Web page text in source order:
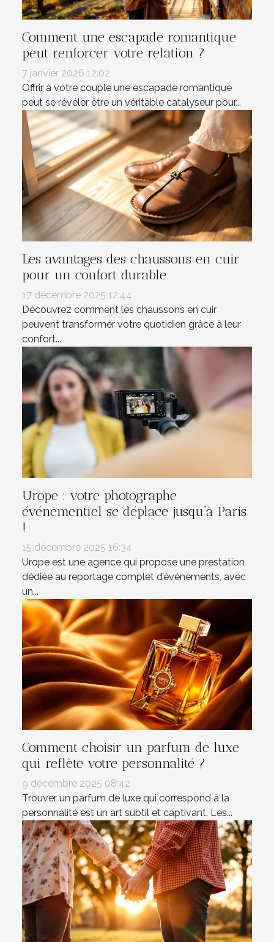
Comment une escapade romantique
peut renforcer votre relation ?
7 janvier 2026 12:02
Offrir à votre couple une escapade romantique
peut se révéler être un véritable catalyseur pour...
Les avantages des chaussons en cuir
pour un confort durable
17 décembre 2025 12:44
Découvrez comment les chaussons en cuir
peuvent transformer votre quotidien grâce à leur
confort...
Urope : votre photographe
événementiel se déplace jusqu’à Paris
!
15 décembre 2025 16:34
Urope est une agence qui propose une prestation
dédiée au reportage complet d’événements, avec
un...
Comment choisir un parfum de luxe
qui reflète votre personnalité ?
9 décembre 2025 08:42
Trouver un parfum de luxe qui correspond à la
personnalité est un art subtil et captivant. Les...